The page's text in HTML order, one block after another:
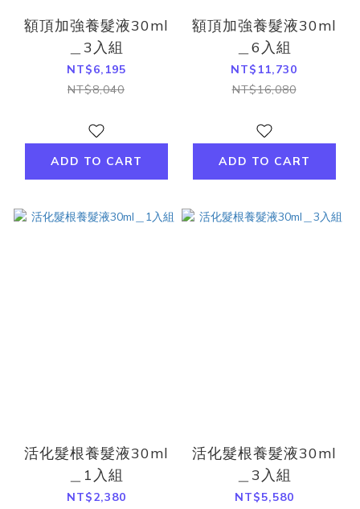
額頂加強養髮液30ml
＿3入組
NT$6,195
NT$8,040
ADD TO CART
額頂加強養髮液30ml
＿6入組
NT$11,730
NT$16,080
ADD TO CART
活化髮根養髮液30ml
＿1入組
NT$2,380
活化髮根養髮液30ml
＿3入組
NT$5,580